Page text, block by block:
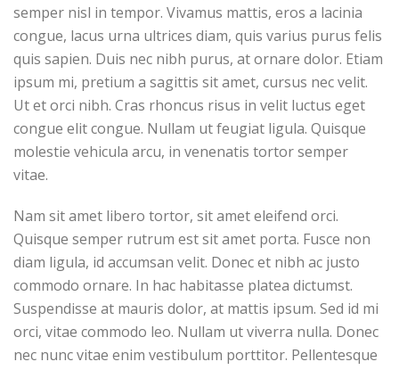
semper nisl in tempor. Vivamus mattis, eros a lacinia
congue, lacus urna ultrices diam, quis varius purus felis
quis sapien. Duis nec nibh purus, at ornare dolor. Etiam
ipsum mi, pretium a sagittis sit amet, cursus nec velit.
Ut et orci nibh. Cras rhoncus risus in velit luctus eget
congue elit congue. Nullam ut feugiat ligula. Quisque
molestie vehicula arcu, in venenatis tortor semper
vitae.
Nam sit amet libero tortor, sit amet eleifend orci.
Quisque semper rutrum est sit amet porta. Fusce non
diam ligula, id accumsan velit. Donec et nibh ac justo
commodo ornare. In hac habitasse platea dictumst.
Suspendisse at mauris dolor, at mattis ipsum. Sed id mi
orci, vitae commodo leo. Nullam ut viverra nulla. Donec
nec nunc vitae enim vestibulum porttitor. Pellentesque